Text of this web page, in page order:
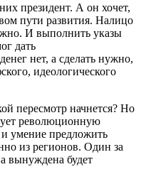
президент. А он хочет,
пути развития. Налицо
И выполнить указы
дать
нет, а сделать нужно,
идеологического
пересмотр начнется? Но
революционную
умение предложить
из регионов. Один за
вынуждена будет